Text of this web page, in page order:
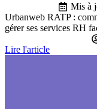
Mis à
Urbanweb RATP :
gérer ses services RH
Lire l'article